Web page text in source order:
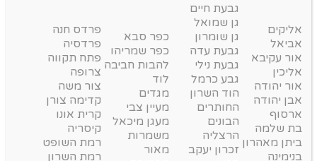
אליקים
אביאל
אור עקיבא
אליכין
אור יהודה
אבן יהודה
ארסוף
בת שלמה
ביתן מאהרון
בנימינה
גבעת חיים
גן שמואל
גן שומרון
גבעת עדה
גבעת נילי
גבע כרמל
הוד השרון
החותרים
הבונים
הרצליה
זכרון יעקב
כפר סבא
כפר שמריהו
להבות חביבה
לוד
מגדים
מעיין צבי
מעגן מיכאל
משמרות
מאור
פרדס חנה
פרדסיה
פתח תקווה
צרופה
צור משה
קדימה צורן
קרית אונו
קיסריה
רמת השופט
רמת השרון